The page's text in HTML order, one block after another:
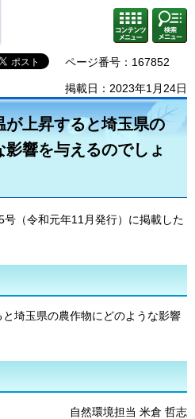
コンテ
ンツメ
ニュー
検索・
共通メ
ニュー
ページ番号：167852
掲載日：2023年1月24日
が上昇すると埼玉県の
響を与えるのでしょ
（令和元年11月発行）に掲載した
埼玉県の農作物にどのような影響
自然環境担当 米倉 哲志